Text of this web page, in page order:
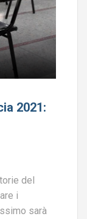
2021:
del
i
sarà